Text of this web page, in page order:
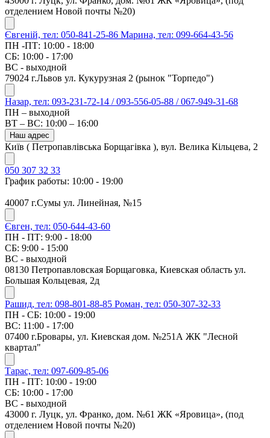
отделением Новой почты №20)
Євгеній, тел: 050-841-25-86 Марина, тел: 099-664-43-56
ПН -ПТ: 10:00 - 18:00
СБ: 10:00 - 17:00
ВС - выходной
79024 г.Львов ул. Кукурузная 2 (рынок "Торпедо")
Назар, тел: 093-231-72-14 / 093-556-05-88 / 067-949-31-68
ПН – выходной
ВТ – ВС: 10:00 – 16:00
Наш адрес
Київ ( Петропавлівська Борщагівка ), вул. Велика Кільцева, 2
050 307 32 33
График работы: 10:00 - 19:00
40007 г.Сумы ул. Линейная, №15
Євген, тел: 050-644-43-60
ПН - ПТ: 9:00 - 18:00
СБ: 9:00 - 15:00
ВС - выходной
08130 Петропавловская Борщаговка, Киевская область ул.
Большая Кольцевая, 2д
Рашид, тел: 098-801-88-85 Роман, тел: 050-307-32-33
ПН - СБ: 10:00 - 19:00
ВС: 11:00 - 17:00
07400 г.Бровары, ул. Киевская дом. №251А ЖК "Лесной
квартал"
Тарас, тел: 097-609-85-06
ПН - ПТ: 10:00 - 19:00
СБ: 10:00 - 17:00
ВС - выходной
43000 г. Луцк, ул. Франко, дом. №61 ЖК «Яровица», (под
отделением Новой почты №20)